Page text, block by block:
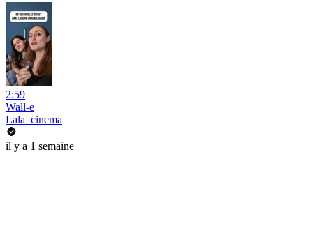
2:59
Wall-e
Lala_cinema
il y a 1 semaine